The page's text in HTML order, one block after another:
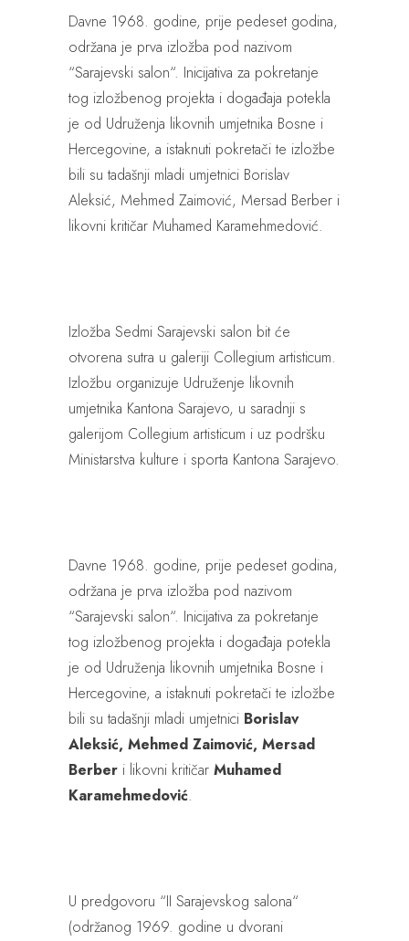
Davne 1968. godine, prije pedeset godina,
održana je prva izložba pod nazivom
“Sarajevski salon“. Inicijativa za pokretanje
tog izložbenog projekta i događaja potekla
je od Udruženja likovnih umjetnika Bosne i
Hercegovine, a istaknuti pokretači te izložbe
bili su tadašnji mladi umjetnici Borislav
Aleksić, Mehmed Zaimović, Mersad Berber i
likovni kritičar Muhamed Karamehmedović.
Izložba Sedmi Sarajevski salon bit će
otvorena sutra u galeriji Collegium artisticum.
Izložbu organizuje Udruženje likovnih
umjetnika Kantona Sarajevo, u saradnji s
galerijom Collegium artisticum i uz podršku
Ministarstva kulture i sporta Kantona Sarajevo.
Davne 1968. godine, prije pedeset godina,
održana je prva izložba pod nazivom
“Sarajevski salon“. Inicijativa za pokretanje
tog izložbenog projekta i događaja potekla
je od Udruženja likovnih umjetnika Bosne i
Hercegovine, a istaknuti pokretači te izložbe
bili su tadašnji mladi umjetnici Borislav
Aleksić, Mehmed Zaimović, Mersad
Berber i likovni kritičar Muhamed
Karamehmedović.
U predgovoru “II Sarajevskog salona“
(održanog 1969. godine u dvorani